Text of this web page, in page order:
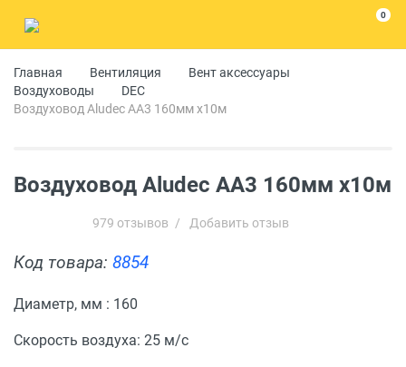
0
Главная Вентиляция
Вент аксессуары
Воздуховоды
DEC
Воздуховод Aludec АА3 160мм x10м
Воздуховод Aludec АА3 160мм x10м
979 отзывов / Добавить отзыв
Код товара: 8854
Диаметр, мм : 160
Скорость воздуха: 25 м/с